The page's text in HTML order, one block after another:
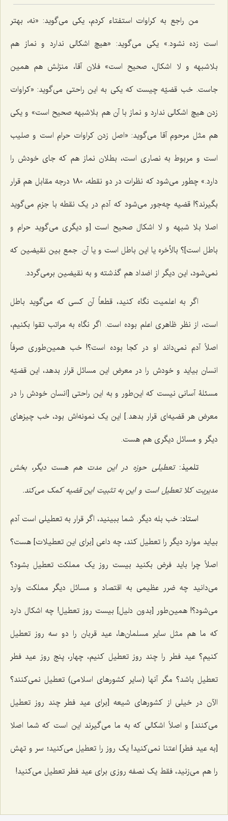
من راجع به کراوات استفتاء کردم، یکی می‌گوید: «نه، بهتر
است زده نشود.» یکی می‌گوید: «هیچ اشکالی ندارد و نماز هم
بلاشبهه و لا اشکال، صحیح است» فلان آقا، منزلش هم همین
جاست. خب قضیّه چیست که یکی به این راحتی می‌گوید: «کراوات
زدن هیچ اشکالی ندارد و نماز با آن هم بلاشبهه صحیح است» و یکی
هم مثل مرحوم آقا می‌گوید: «اصل زدن کراوات حرام است و صلیب
است و مربوط به نصاری است، بطلان نماز هم که جای خودش را
دارد.» چطور می‌شود که نظرات در دو نقطه، 180 درجه مقابل هم قرار
بگیرند؟! قضیه چه‌جور می‌شود که آدم در یک نقطه با جزم می‌گوید
اصلا بلا شبهه و لا اشکال صحیح است [و دیگری می‌گوید حرام و
باطل است]؟ بالأخره یا این باطل است و یا آن. جمع بین نقیضین که
نمی‌شود،‌ این دیگر از اضداد هم گذشته و به نقیضین برمی‌گردد.
اگر به اعلمیت نگاه کنید، قطعاً آن کسی که می‌گوید باطل
است، از نظر ظاهری اعلم بوده است. اگر نگاه به مراتب تقوا بکنیم،
اصلاً آدم نمی‌داند او در کجا بوده است؟! خب همین‌طوری صرفاً
انسان بیاید و خودش را در معرض این مسائل قرار بدهد، این قضیّه
مسئلۀ آسانی نیست که این‌طور و به این راحتی [انسان خودش را در
معرض هر قضیه‌ای قرار بدهد.] این یک نمونه‌اش بود، خب چیزهای
دیگر و مسائل دیگری هم هست.
تلمیذ: تعطیلی حوزه در این مدت هم هست دیگر، بخش
مدیریت کلا تعطیل است و این به تثبیت این قضیه کمک می‌کند.
استاد: خب بله دیگر. شما ببینید، اگر قرار به تعطیلی است آدم
بیاید موارد دیگر را تعطیل کند، چه داعی [برای این تعطیلات] هست؟
اصلاً چرا باید فرض بکنید بیست روز یک مملکت تعطیل بشود؟
می‌دانید چه ضرر عظیمی به اقتصاد و مسائل دیگر مملکت وارد
می‌شود؟! همین‌طور [بدون دلیل] بیست روز تعطیل! چه اشکال دارد
که ما هم مثل سایر مسلمان‌ها، عید قربان را دو سه روز تعطیل
کنیم؟ عید فطر را چند روز تعطیل کنیم، چهار، پنج روز عید فطر
تعطیل باشد؟ مگر آنها (سایر کشورهای اسلامی) تعطیل نمی‌کنند؟
الآن در خیلی از کشورهای شیعه [برای عید فطر چند روز تعطیل
می‌کنند] و اصلاً اشکالی که به ما می‌گیرند این است که شما اصلا
[به عید فطر] اعتنا نمی‌کنید! یک روز را تعطیل می‌کنید؛ سر و تهش
را هم می‌زنید، فقط یک نصفه روزی برای عید فطر تعطیل می‌کنید!